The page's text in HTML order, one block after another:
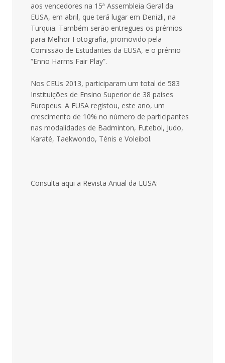
aos vencedores na 15ª Assembleia Geral da
EUSA, em abril, que terá lugar em Denizli, na
Turquia. Também serão entregues os prémios
para Melhor Fotografia, promovido pela
Comissão de Estudantes da EUSA, e o prémio
“Enno Harms Fair Play”.
Nos CEUs 2013, participaram um total de 583
Instituições de Ensino Superior de 38 países
Europeus. A EUSA registou, este ano, um
crescimento de 10% no número de participantes
nas modalidades de Badminton, Futebol, Judo,
Karaté, Taekwondo, Ténis e Voleibol.
Consulta aqui a Revista Anual da EUSA: